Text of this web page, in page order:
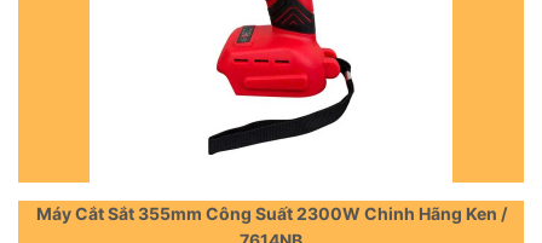
Máy Cắt Sắt 355mm Công Suất 2300W Chinh Hãng Ken /